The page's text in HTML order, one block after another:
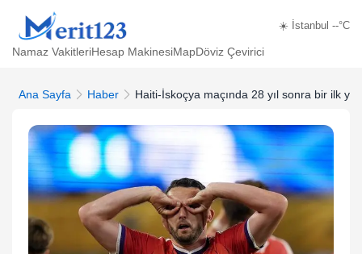
☀️ İstanbul --°C
Namaz VakitleriHesap MakinesiMapDöviz Çevirici
Ana Sayfa Haber Haiti-İskoçya maçında 28 yıl sonra bir ilk